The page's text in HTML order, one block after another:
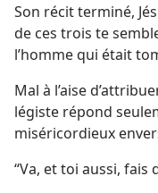
Son récit terminé,
de ces trois te
l’homme qui était
Mal à l’aise
légiste répond
miséricordieux
“Va, et toi aussi, fais